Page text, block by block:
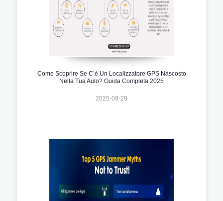
Come Scoprire Se C’è Un Localizzatore GPS Nascosto
Nella Tua Auto? Guida Completa 2025
2025-09-29